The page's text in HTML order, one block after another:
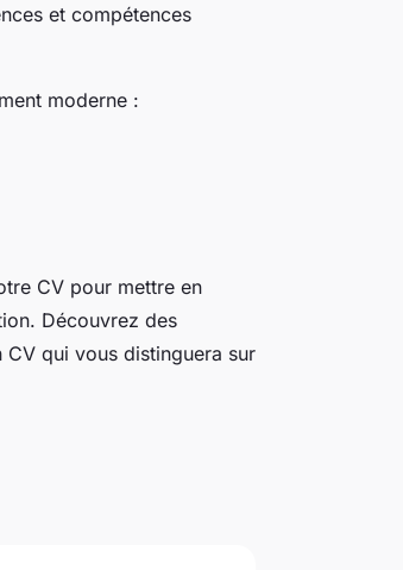
et compétences
moderne :
CV pour mettre en
Découvrez des
CV qui vous distinguera sur